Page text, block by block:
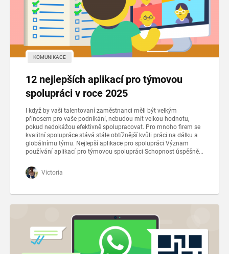
KOMUNIKACE
12 nejlepších aplikací pro týmovou
spolupráci v roce 2025
I když by vaši talentovaní zaměstnanci měli být velkým
přínosem pro vaše podnikání, nebudou mít velkou hodnotu,
pokud nedokážou efektivně spolupracovat. Pro mnoho firem se
kvalitní spolupráce stává stále obtížnější kvůli práci na dálku a
globálnímu týmu. Nejlepší aplikace pro spolupráci Význam
používání aplikací pro týmovou spolupráci Schopnost úspěšně...
Victoria